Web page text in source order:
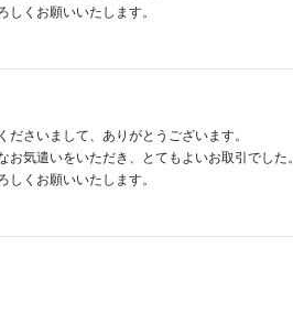
くお願いいたします。
さいまして、ありがとうございます。
気遣いをいただき、とてもよいお取引でした。
くお願いいたします。